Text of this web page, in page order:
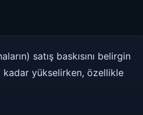
satış baskısını belirgin
yükselirken, özellikle